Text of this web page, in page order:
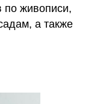
по живописи,
а также